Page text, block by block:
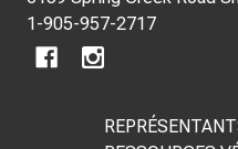
PIED
1-905-957-2717